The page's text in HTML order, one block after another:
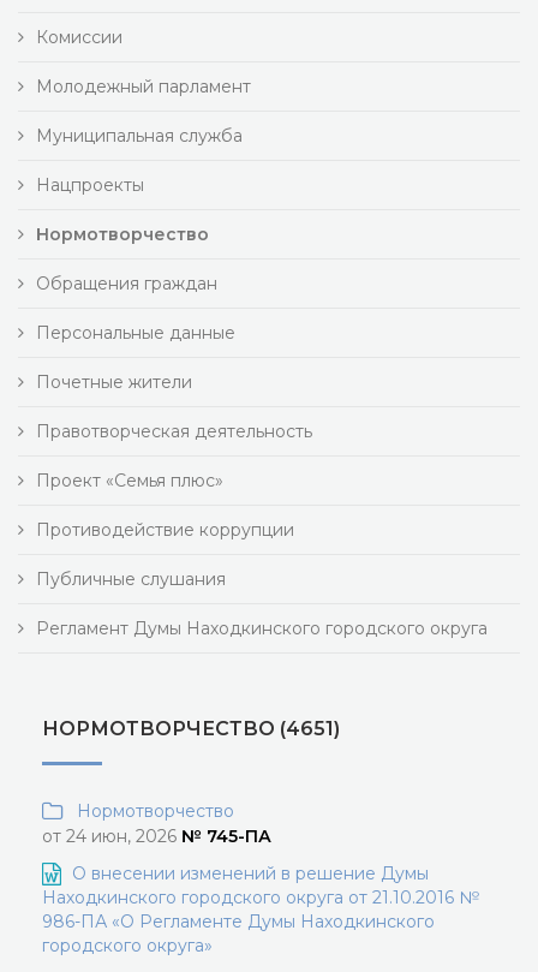
Комиссии
Молодежный парламент
Муниципальная служба
Нацпроекты
Нормотворчество
Обращения граждан
Персональные данные
Почетные жители
Правотворческая деятельность
Проект «Семья плюс»
Противодействие коррупции
Публичные слушания
Регламент Думы Находкинского городского округа
НОРМОТВОРЧЕСТВО (4651)
Нормотворчество
от 24 июн, 2026 № 745-ПА
О внесении изменений в решение Думы
Находкинского городского округа от 21.10.2016 №
986-ПА «О Регламенте Думы Находкинского
городского округа»